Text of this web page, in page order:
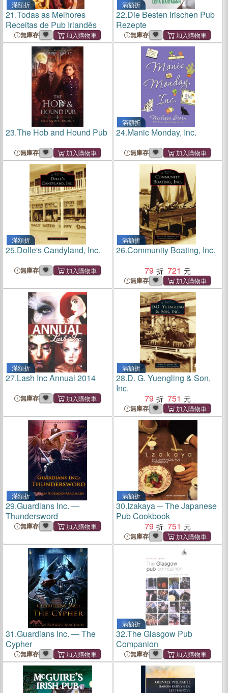
滿額折
21.Todas as Melhores
Receitas de Pub Irlandês
無庫存
滿額折
22.Die Besten Irischen Pub
Rezepte
無庫存
23.The Hob and Hound Pub
無庫存
滿額折
24.Manic Monday, Inc.
無庫存
滿額折
25.Dolle's Candyland, Inc.
無庫存
滿額折
26.Community Boating, Inc.
79
721
無庫存
滿額折
27.Lash Inc Annual 2014
無庫存
滿額折
28.D. G. Yuengling & Son,
Inc.
79
751
無庫存
滿額折
29.Guardians Inc. ―
Thundersword
無庫存
滿額折
30.Izakaya ─ The Japanese
Pub Cookbook
79
751
無庫存
31.Guardians Inc. ― The
Cypher
無庫存
滿額折
32.The Glasgow Pub
Companion
無庫存